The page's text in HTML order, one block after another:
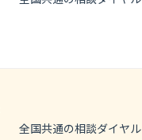
全国共通の相談ダイヤル